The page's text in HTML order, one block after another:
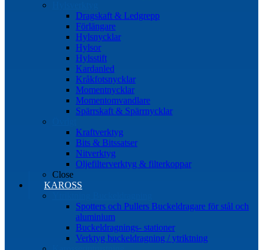
Dragskaft & Ledgrepp
Förlängare
Hylsnycklar
Hylsor
Hylsstift
Kardanled
Kråkfotsnycklar
Momentnycklar
Momentomvandlare
Spärrskaft & Spärrnycklar
Kraftverktyg
Bits & Bitssatser
Nitverktyg
Oljefilterverktyg & filterkoppar
Close
KAROSS
Spotters och Pullers Buckeldragare för stål och
aluminium
Buckeldragnings- stationer
Verktyg buckeldragning / ytriktning